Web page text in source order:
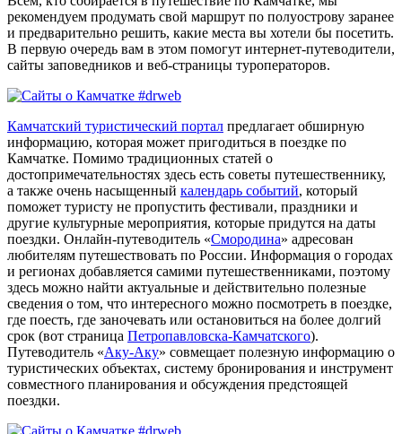
рекомендуем продумать свой маршрут по полуострову заранее
и предварительно решить, какие места вы хотели бы посетить.
В первую очередь вам в этом помогут интернет-путеводители,
сайты заповедников и веб-страницы туроператоров.
Камчатский туристический портал предлагает обширную
информацию, которая может пригодиться в поездке по
Камчатке. Помимо традиционных статей о
достопримечательностях здесь есть советы путешественнику,
а также очень насыщенный календарь событий, который
поможет туристу не пропустить фестивали, праздники и
другие культурные мероприятия, которые придутся на даты
поездки. Онлайн-путеводитель «Смородина» адресован
любителям путешествовать по России. Информация о городах
и регионах добавляется самими путешественниками, поэтому
здесь можно найти актуальные и действительно полезные
сведения о том, что интересного можно посмотреть в поездке,
где поесть, где заночевать или остановиться на более долгий
срок (вот страница Петропавловска-Камчатского).
Путеводитель «Аку-Аку» совмещает полезную информацию о
туристических объектах, систему бронирования и инструмент
совместного планирования и обсуждения предстоящей
поездки.